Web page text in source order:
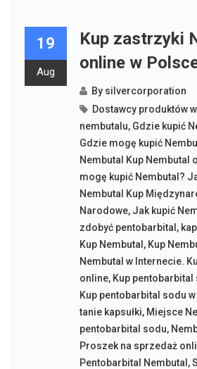
19
Aug
Kup zastrzyki
online w
By silvercorporation
Dostawcy produktów
nembutalu, Gdzie kupić
Gdzie mogę kupić
Nembutal Kup Nembutal
mogę kupić Nembutal?
Nembutal Kup
Narodowe, Jak kupić
zdobyć pentobarbital ,
Kup Nembutal , Kup
Nembutal w Internecie.
online, Kup
Kup pentobarbital sodu
tanie kapsułki, Miejsce
pentobarbital sodu,
Proszek na sprzedaż
Pentobarbital Nembutal ,